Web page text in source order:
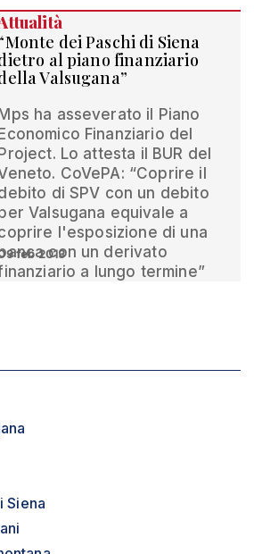
dei Paschi di Siena
al piano finanziario
Valsugana”
Mps ha asseverato il Piano
Economico Finanziario del
Project. Lo attesta il BUR del
CoVePA: “Coprire il
di SPV con un debito
Valsugana equivale a
l'esposizione di una
con un derivato
a lungo termine”
feb 2013
Siena